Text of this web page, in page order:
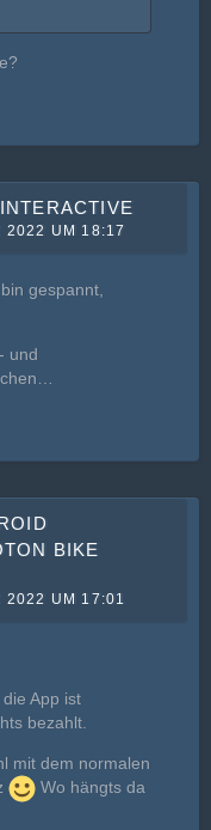
2022 UM 18:17
gespannt,
und
BIKE
2022 UM 17:01
App ist
bezahlt.
mit dem normalen
Wo hängts da